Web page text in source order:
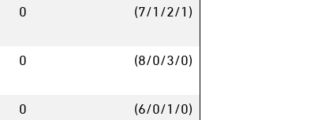
0 (7/1/2/1)
0 (8/0/3/0)
0 (6/0/1/0)